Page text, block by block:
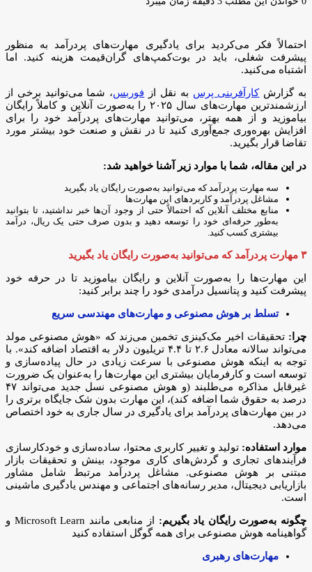
احتمالاً فکر می‌کردید برای یادگیری مهارت‌های پردرآمد به منظور
پیشرفت شغلی، باید در بوت‌کمپ‌های گران‌قیمت هزینه کنید. اما
اشتباه می‌کنید.
به گزارشکارآفرینی پرس به نقل از فوربس، شما می‌توانید برخی از
ارزشمندترین مهارت‌های سال ۲۰۲۵ را به‌صورت آنلاین و کاملاً رایگان
بیاموزید و از همه بهتر، می‌توانید مهارت‌های پردرآمد خود را برای
افزایش بهره‌وری جمع‌آوری کنید تا در نقش و صنعت خود بیشتر مورد
تقاضا قرار بگیرید.
در این مقاله، شما با موارد زیر آشنا خواهید شد:
سه مهارت پردرآمد که می‌توانید به‌صورت رایگان یاد بگیرید
مشاغل پردرآمد و کاربردهای این مهارت‌ها
منابع مختلف آنلاین که احتمالاً حتی از وجود آن‌ها خبر نداشتید، تا بتوانید
به‌طور حرفه‌ای خود را توسعه دهید و بدون صرف حتی یک ریال، درآمد
بیشتری کسب کنید.
۳ مهارت پردرآمد که می‌توانید به‌صورت رایگان یاد بگیرید
این مهارت‌ها را به‌صورت آنلاین و رایگان بیاموزید تا در حرفه خود
پیشرفت کنید و پتانسیل درآمدی خود را چند برابر کنید:
تسلط بر هوش مصنوعی و مهارت‌های مهندسی سریع
چرا: تحقیقات اخیر مک‌کینزی تخمین می‌زند که «هوش مصنوعی مولد
می‌تواند سالانه معادل ۲.۶ تا ۴.۴ تریلیون دلار به اقتصاد اضافه کند». با
توجه به اینکه هوش مصنوعی با سرعت زیادی در حال پیاده‌سازی و
توسعه است و کارفرمایان بیشتری این مهارت‌ها را به‌عنوان یک ضرورت
غیرقابل مذاکره می‌طلبند (و هوش مصنوعی نسل جدید می‌تواند ۴۷
درصد به حقوق شما اضافه کند)، این مهارت بدون شک جایگاه برتری را
در بین مهارت‌های پردرآمد برای یادگیری در سال جاری به خود اختصاص
می‌دهد.
موارد استفاده: تولید و تغییر کاربری محتوا، ساده‌سازی و خودکارسازی
فرآیندهای تجاری و گردش‌های کاری موجود، بینش و تحقیقات بازار
مبتنی بر هوش مصنوعی. مشاغل پردرآمد مرتبط شامل مشاور
بازاریابی دیجیتال، مدیر رسانه‌های اجتماعی و مهندس یادگیری ماشینی
است.
چگونه به‌صورت رایگان یاد بگیریم:
از منابعی مانند Microsoft Learn و
گواهینامه هوش مصنوعی برای همه گوگل استفاده کنید
مهارت‌های رهبری